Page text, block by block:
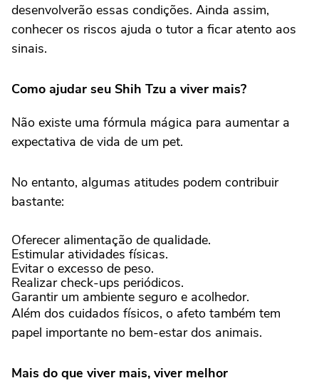
desenvolverão essas condições. Ainda assim,
conhecer os riscos ajuda o tutor a ficar atento aos
sinais.
Como ajudar seu Shih Tzu a viver mais?
Não existe uma fórmula mágica para aumentar a
expectativa de vida de um pet.
No entanto, algumas atitudes podem contribuir
bastante:
Oferecer alimentação de qualidade.
Estimular atividades físicas.
Evitar o excesso de peso.
Realizar check-ups periódicos.
Garantir um ambiente seguro e acolhedor.
Além dos cuidados físicos, o afeto também tem
papel importante no bem-estar dos animais.
Mais do que viver mais, viver melhor